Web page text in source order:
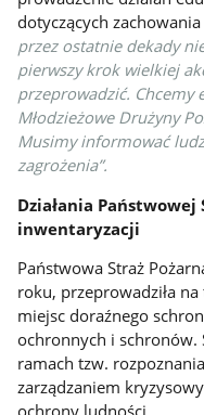
dotyczących
przez ostatnie dekady
pierwszy krok wielkiej
przeprowadzić. Chcemy
Młodzieżowe Drużyny
Musimy informować
zagrożenia”.
Działania
inwentaryzacji
Państwowa Straż
roku, przeprowadziła
miejsc doraźnego
ochronnych i schronów.
ramach tzw.
zarządzaniem